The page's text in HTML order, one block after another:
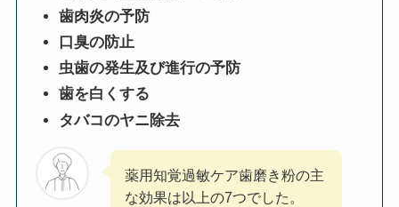
歯肉炎の予防
口臭の防止
虫歯の発生及び進行の予防
歯を白くする
タバコのヤニ除去
薬用知覚過敏ケア歯磨き粉の主
な効果は以上の7つでした。